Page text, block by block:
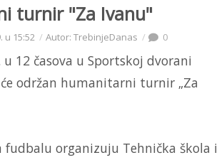
turnir "Za Ivanu"
u 15:52 Autor: TrebinjeDanas 0
12 časova u Sportskoj dvorani
održan humanitarni turnir „Za
organizuju Tehnička škola i